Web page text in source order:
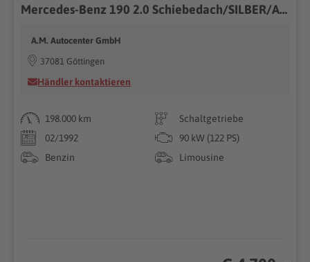
Mercedes-Benz 190 2.0 Schiebedach/SILBER/AHK/2.Hand
A.M. Autocenter GmbH
37081 Göttingen
Händler kontaktieren
198.000 km
Schaltgetriebe
02/1992
90 kW (122 PS)
Benzin
Limousine